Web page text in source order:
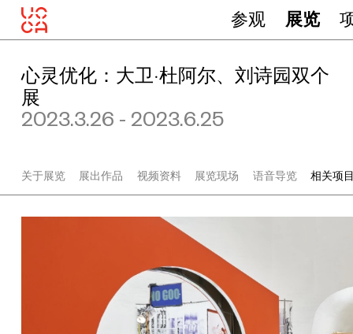
参观 展览
心灵优化：大卫·杜阿尔、刘诗园双个
展
2023.3.26 - 2023.6.25
关于展览 展出作品 视频资料 展览现场 语音导览 相关项